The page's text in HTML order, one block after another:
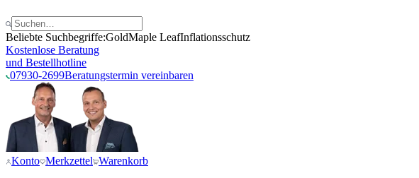
Beliebte Suchbegriffe:GoldMaple LeafInflationsschutz
Kostenlose Beratung
und Bestellhotline
07930-2699Beratungstermin vereinbaren
Konto Merkzettel Warenkorb